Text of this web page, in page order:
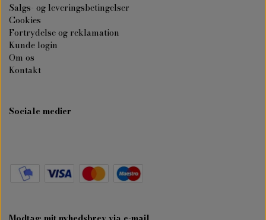
Salgs- og leveringsbetingelser
Cookies
Fortrydelse og reklamation
Kunde login
Om os
Kontakt
Sociale medier